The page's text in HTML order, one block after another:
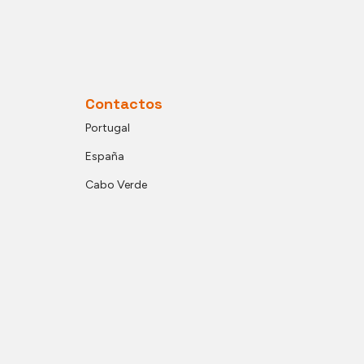
Contactos
Portugal
España
Cabo Verde